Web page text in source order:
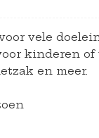
vele
kinderen of
en meer.